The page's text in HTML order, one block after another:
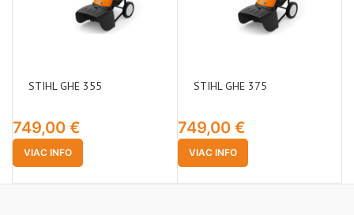
STIHL GHE 355
749,00 €
VIAC INFO
STIHL GHE 375
749,00 €
VIAC INFO